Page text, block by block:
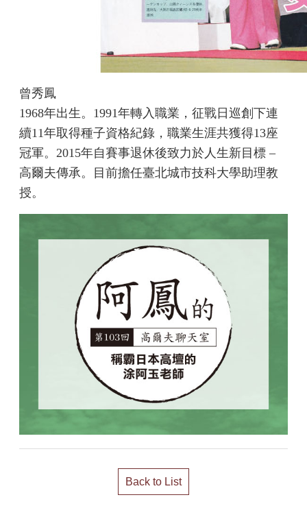
曾秀鳳
1968年出生。1991年轉入職業，征戰日巡創下連
續11年取得種子資格紀錄，職業生涯共獲得13座
冠軍。2015年自賽事退休後致力於人生新目標 –
高爾夫傳承。目前擔任臺北城市技科大學助理教
授。
Back to List